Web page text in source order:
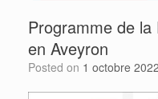
Programme de
en Aveyron
Posted on 1 octobre 2022